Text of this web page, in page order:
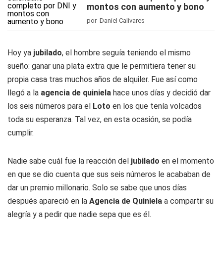
montos con aumento y bono
por Daniel Calivares
Hoy ya jubilado, el hombre seguía teniendo el mismo
sueño: ganar una plata extra que le permitiera tener su
propia casa tras muchos años de alquiler. Fue así como
llegó a la agencia de quiniela hace unos días y decidió dar
los seis números para el Loto en los que tenía volcados
toda su esperanza. Tal vez, en esta ocasión, se podía
cumplir.
Nadie sabe cuál fue la reacción del jubilado en el momento
en que se dio cuenta que sus seis números le acababan de
dar un premio millonario. Solo se sabe que unos días
después apareció en la Agencia de Quiniela a compartir su
alegría y a pedir que nadie sepa que es él.